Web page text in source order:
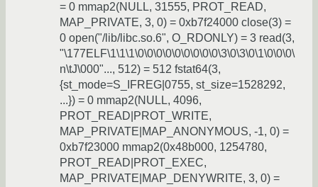
= 0 mmap2(NULL, 31555, PROT_READ,
MAP_PRIVATE, 3, 0) = 0xb7f24000 close(3) =
0 open("/lib/libc.so.6", O_RDONLY) = 3 read(3,
"\177ELF\1\1\1\0\0\0\0\0\0\0\0\0\3\0\3\0\1\0\0\0\
n\tJ\000"..., 512) = 512 fstat64(3,
{st_mode=S_IFREG|0755, st_size=1528292,
...}) = 0 mmap2(NULL, 4096,
PROT_READ|PROT_WRITE,
MAP_PRIVATE|MAP_ANONYMOUS, -1, 0) =
0xb7f23000 mmap2(0x48b000, 1254780,
PROT_READ|PROT_EXEC,
MAP_PRIVATE|MAP_DENYWRITE, 3, 0) =